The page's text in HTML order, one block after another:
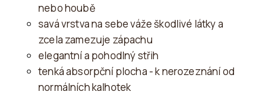
nebo houbě
savá vrstva na sebe váže škodlivé látky a
zcela zamezuje zápachu
elegantní a pohodlný střih
tenká absorpční plocha - k nerozeznání od
normálních kalhotek